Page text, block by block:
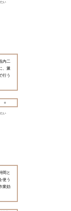
い
内二
、澱
行う
い
間と
使う
業効